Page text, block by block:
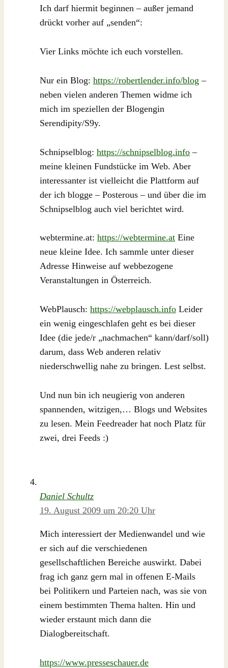
Ich darf hiermit beginnen – außer jemand
drückt vorher auf „senden“:
Vier Links möchte ich euch vorstellen.
Nur ein Blog: https://robertlender.info/blog –
neben vielen anderen Themen widme ich
mich im speziellen der Blogengin
Serendipity/S9y.
Schnipselblog: https://schnipselblog.info –
meine kleinen Fundstücke im Web. Aber
interessanter ist vielleicht die Plattform auf
der ich blogge – Posterous – und über die im
Schnipselblog auch viel berichtet wird.
webtermine.at: https://webtermine.at Eine
neue kleine Idee. Ich sammle unter dieser
Adresse Hinweise auf webbezogene
Veranstaltungen in Österreich.
WebPlausch: https://webplausch.info Leider
ein wenig eingeschlafen geht es bei dieser
Idee (die jede/r „nachmachen“ kann/darf/soll)
darum, dass Web anderen relativ
niederschwellig nahe zu bringen. Lest selbst.
Und nun bin ich neugierig von anderen
spannenden, witzigen,… Blogs und Websites
zu lesen. Mein Feedreader hat noch Platz für
zwei, drei Feeds :)
Daniel Schultz
19. August 2009 um 20:20 Uhr
Mich interessiert der Medienwandel und wie
er sich auf die verschiedenen
gesellschaftlichen Bereiche auswirkt. Dabei
frag ich ganz gern mal in offenen E-Mails
bei Politikern und Parteien nach, was sie von
einem bestimmten Thema halten. Hin und
wieder erstaunt mich dann die
Dialogbereitschaft.
https://www.presseschauer.de